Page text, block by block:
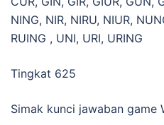
NING, NIR, NIRU, NIUR,
RUING , UNI, URI, URING
Tingkat 625
Simak kunci jawaban game